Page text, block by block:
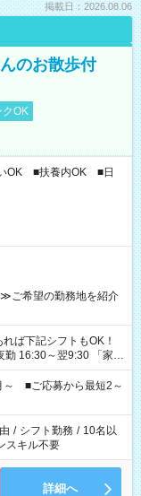
掲載日：2026.08.06
のお散歩付
クOK
OK ■扶養内OK ■日
ご希望の勤務地を紹介
～翌9:30 「家族
飯の準備がしたい」
希望を教えてください
で週40時間を超える場
～ ■ご応募から最短2～
/ シフト勤務 / 10名以
スキル不要
詳細へ